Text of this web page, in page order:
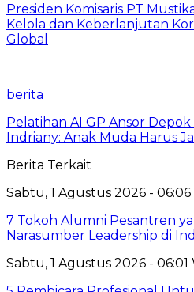
Presiden Komisaris PT
Kelola dan Keberlanjutan
Global
berita
Pelatihan AI GP Ansor
Indriany: Anak Muda Harus
Berita Terkait
Sabtu, 1 Agustus 2026 -
7 Tokoh Alumni Pesantren
Narasumber Leadership di
Sabtu, 1 Agustus 2026 - 06:01